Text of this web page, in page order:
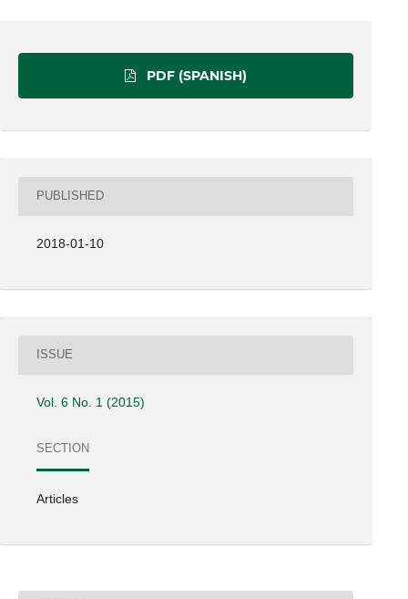
PDF (SPANISH)
PUBLISHED
2018-01-10
ISSUE
Vol. 6 No. 1 (2015)
SECTION
Articles